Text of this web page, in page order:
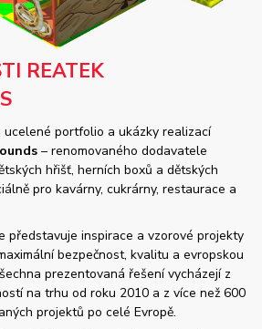
REATEK
portfolio a ukázky realizací
– renomovaného dodavatele
hřišť, herních boxů a dětských
pro kavárny, cukrárny, restaurace a
představuje inspirace a vzorové projekty
bezpečnost, kvalitu a evropskou
prezentovaná řešení vycházejí z
na trhu od roku 2010 a z více než 600
projektů po celé Evropě.